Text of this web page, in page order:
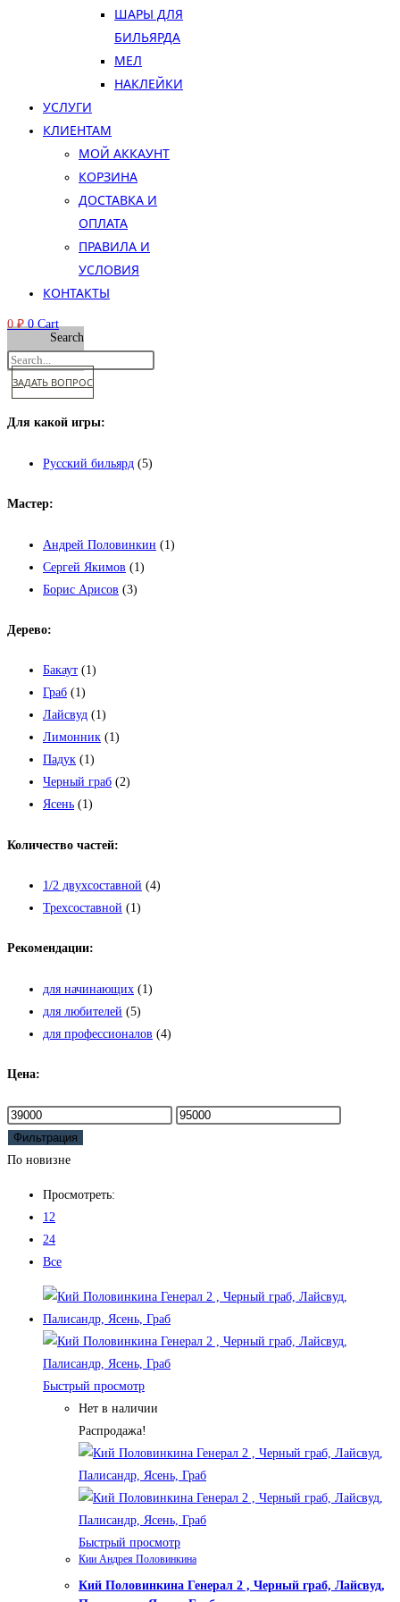
ШАРЫ ДЛЯ
БИЛЬЯРДА
МЕЛ
НАКЛЕЙКИ
УСЛУГИ
КЛИЕНТАМ
МОЙ АККАУНТ
КОРЗИНА
ДОСТАВКА И
ОПЛАТА
ПРАВИЛА И
УСЛОВИЯ
КОНТАКТЫ
0₽ 0 Cart
Search
ЗАДАТЬ ВОПРОС
Для какой игры:
Русский бильярд (5)
Мастер:
Андрей Половинкин (1)
Сергей Якимов (1)
Борис Арисов (3)
Дерево:
Бакаут (1)
Граб (1)
Лайсвуд (1)
Лимонник (1)
Падук (1)
Черный граб (2)
Ясень (1)
Количество частей:
1/2 двухсоставной (4)
Трехсоставной (1)
Рекомендации:
для начинающих (1)
для любителей (5)
для профессионалов (4)
Цена:
Минимальная
цена
Максимальная
Фильтрация
По новизне
Просмотреть:
12
24
Все
Быстрый просмотр
Нет в наличии
Распродажа!
Быстрый просмотр
Кии Андрея Половинкина
Кий Половинкина Генерал 2 , Черный граб, Лайсвуд,